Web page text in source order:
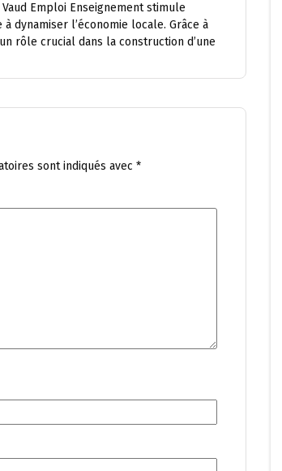
Emploi Enseignement stimule
dynamiser l’économie locale. Grâce à
rôle crucial dans la construction d’une
sont indiqués avec *